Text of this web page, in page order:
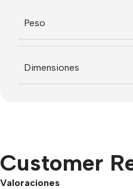
Peso
Dimensiones
Customer
Valoraciones